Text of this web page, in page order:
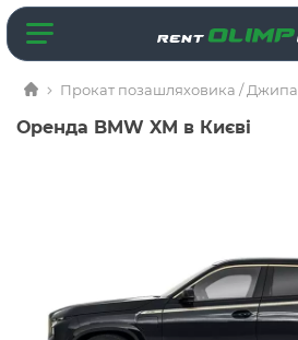
Прокат позашляховика / Джипа
Оренда BMW XM в Києві